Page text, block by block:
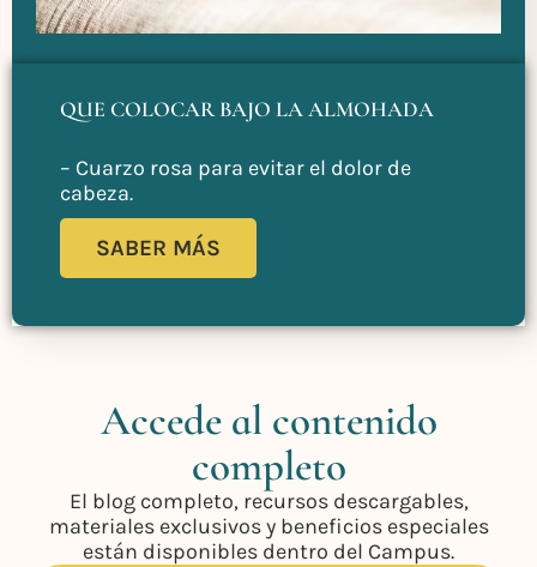
QUE COLOCAR BAJO LA ALMOHADA
– Cuarzo rosa para evitar el dolor de
cabeza.
SABER MÁS
Accede al contenido
completo
El blog completo, recursos descargables,
materiales exclusivos y beneficios especiales
están disponibles dentro del Campus.